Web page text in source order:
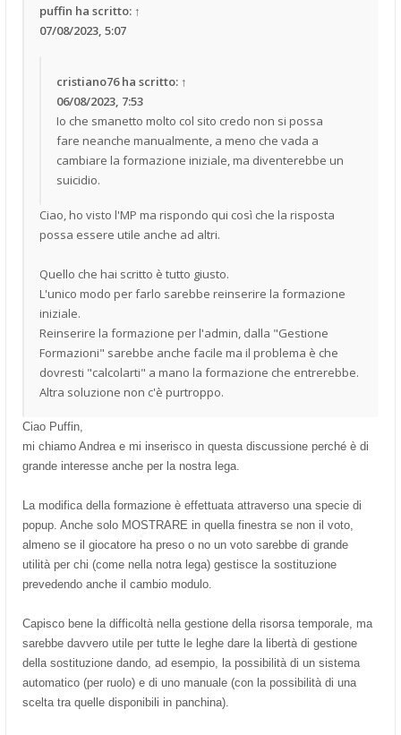
puffin ha scritto: ↑
07/08/2023, 5:07
cristiano76ha scritto: ↑
06/08/2023, 7:53
Io che smanetto molto col sito credo non si possa
fare neanche manualmente, a meno che vada a
cambiare la formazione iniziale, ma diventerebbe un
suicidio.
Ciao, ho visto l'MP ma rispondo qui così che la risposta
possa essere utile anche ad altri.
Quello che hai scritto è tutto giusto.
L'unico modo per farlo sarebbe reinserire la formazione
iniziale.
Reinserire la formazione per l'admin, dalla "Gestione
Formazioni" sarebbe anche facile ma il problema è che
dovresti "calcolarti" a mano la formazione che entrerebbe.
Altra soluzione non c'è purtroppo.
Ciao Puffin,
mi chiamo Andrea e mi inserisco in questa discussione perché è di
grande interesse anche per la nostra lega.
La modifica della formazione è effettuata attraverso una specie di
popup. Anche solo MOSTRARE in quella finestra se non il voto,
almeno se il giocatore ha preso o no un voto sarebbe di grande
utilità per chi (come nella notra lega) gestisce la sostituzione
prevedendo anche il cambio modulo.
Capisco bene la difficoltà nella gestione della risorsa temporale, ma
sarebbe davvero utile per tutte le leghe dare la libertà di gestione
della sostituzione dando, ad esempio, la possibilità di un sistema
automatico (per ruolo) e di uno manuale (con la possibilità di una
scelta tra quelle disponibili in panchina).